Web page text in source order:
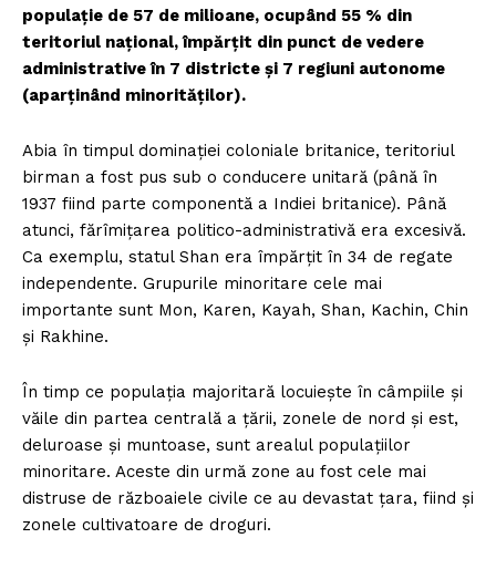
populaţie de 57 de milioane, ocupând 55 % din
teritoriul naţional, împărţit din punct de vedere
administrative în 7 districte şi 7 regiuni autonome
(aparţinând minorităţilor).
Abia în timpul dominaţiei coloniale britanice, teritoriul
birman a fost pus sub o conducere unitară (până în
1937 fiind parte componentă a Indiei britanice). Până
atunci, fărîmiţarea politico-administrativă era excesivă.
Ca exemplu, statul Shan era împărţit în 34 de regate
independente. Grupurile minoritare cele mai
importante sunt Mon, Karen, Kayah, Shan, Kachin, Chin
şi Rakhine.
În timp ce populaţia majoritară locuieşte în câmpiile şi
văile din partea centrală a ţării, zonele de nord şi est,
deluroase şi muntoase, sunt arealul populaţiilor
minoritare. Aceste din urmă zone au fost cele mai
distruse de războaiele civile ce au devastat ţara, fiind şi
zonele cultivatoare de droguri.